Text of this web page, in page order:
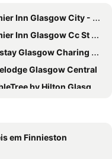
Inn Glasgow City - George Square
Inn Glasgow Cc St Enoch Square
Glasgow Charing Cross
Glasgow Central
by Hilton Glasgow Central
Glasgow City Centre Buchanan Galleries Hotel
em Finnieston